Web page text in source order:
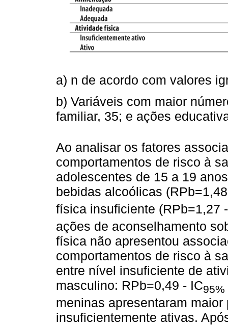
a) n de acordo com valores
b) Variáveis com maior
familiar, 35; e ações
Ao analisar os fatores
comportamentos de risco à
adolescentes de 15 a 19
bebidas alcoólicas
física insuficiente (RPb=1,27
ações de aconselhamento
física não apresentou
comportamentos de risco à
entre nível insuficiente de
masculino: RPb=0,49 - IC95%
meninas apresentaram
insuficientemente ativas.